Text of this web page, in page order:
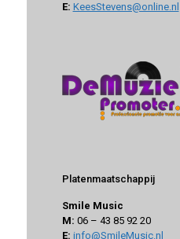
E: KeesStevens@online.nl
Platenmaatschappij
Smile Music
M: 06 – 43 85 92 20
E: info@SmileMusic.nl